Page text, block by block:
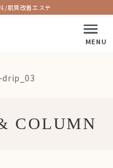
/肌質改善エステ
MENU